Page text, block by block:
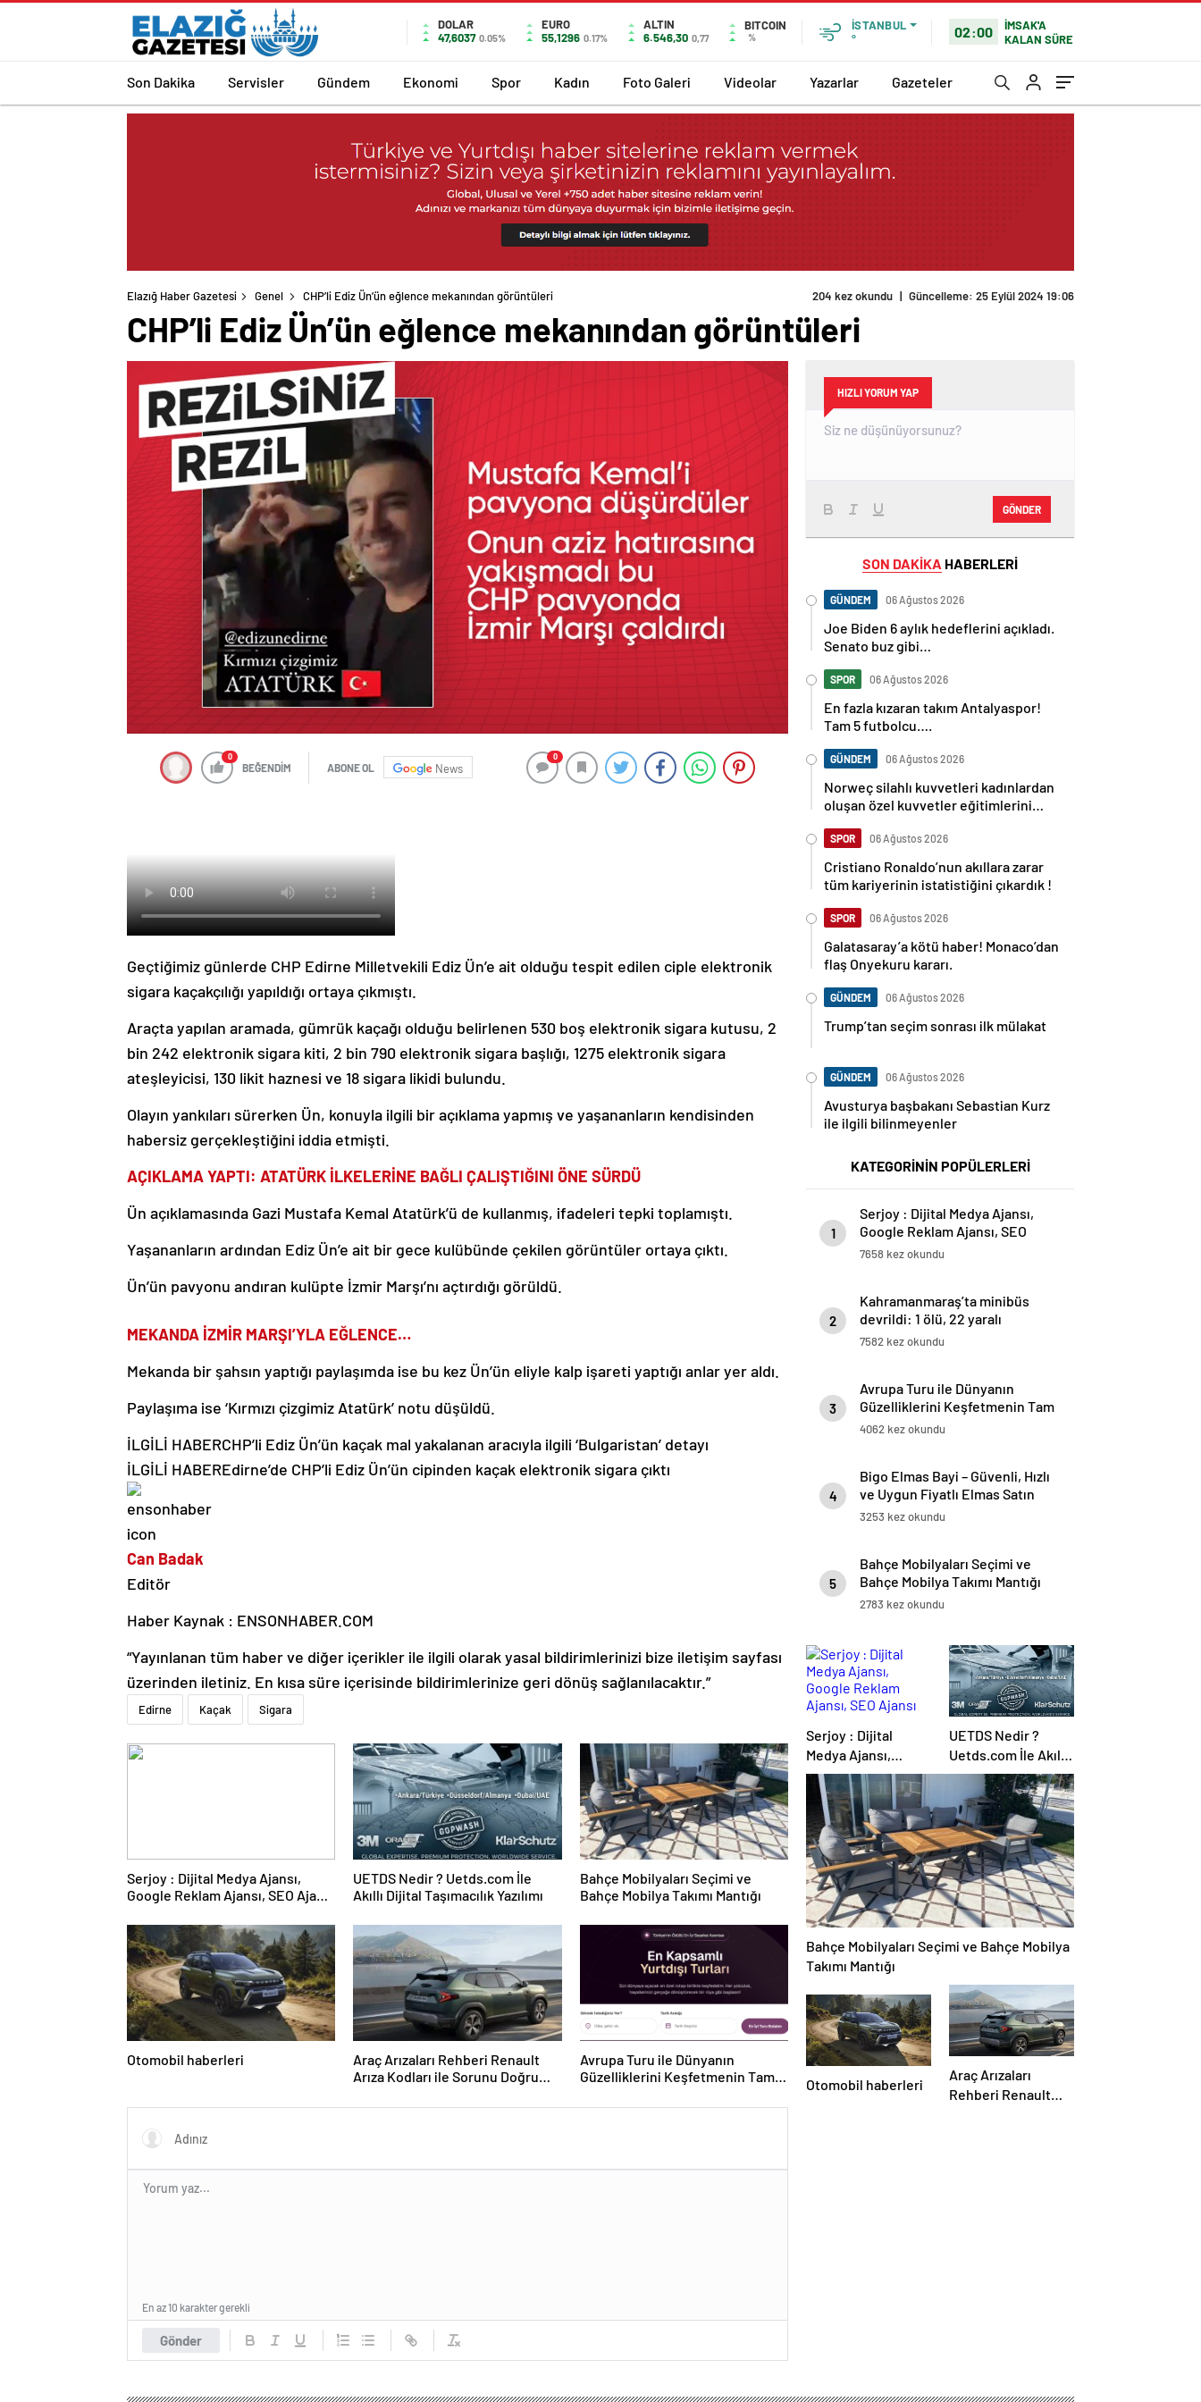
DOLAR
47,6037 0.05%
EURO
55,1296 0.17%
ALTIN
6.546,30 0,77
BITCOIN
%
İSTANBUL
°
02:00
İMSAK'A
KALAN SÜRE
Son Dakika Servisler Gündem Ekonomi Spor Kadın Foto Galeri Videolar Yazarlar Gazeteler
Elazığ Haber Gazetesi Genel CHP’li Ediz Ün’ün eğlence mekanından görüntüleri 204 kez okundu | Güncelleme: 25 Eylül 2024 19:06
CHP’li Ediz Ün’ün eğlence mekanından görüntüleri
0
BEĞENDİM ABONE OL News
0
Geçtiğimiz günlerde CHP Edirne Milletvekili Ediz Ün’e ait olduğu tespit edilen ciple elektronik
sigara kaçakçılığı yapıldığı ortaya çıkmıştı.
Araçta yapılan aramada, gümrük kaçağı olduğu belirlenen 530 boş elektronik sigara kutusu, 2
bin 242 elektronik sigara kiti, 2 bin 790 elektronik sigara başlığı, 1275 elektronik sigara
ateşleyicisi, 130 likit haznesi ve 18 sigara likidi bulundu.
Olayın yankıları sürerken Ün, konuyla ilgili bir açıklama yapmış ve yaşananların kendisinden
habersiz gerçekleştiğini iddia etmişti.
AÇIKLAMA YAPTI: ATATÜRK İLKELERİNE BAĞLI ÇALIŞTIĞINI ÖNE SÜRDÜ
Ün açıklamasında Gazi Mustafa Kemal Atatürk’ü de kullanmış, ifadeleri tepki toplamıştı.
Yaşananların ardından Ediz Ün’e ait bir gece kulübünde çekilen görüntüler ortaya çıktı.
Ün’ün pavyonu andıran kulüpte İzmir Marşı’nı açtırdığı görüldü.
MEKANDA İZMİR MARŞI’YLA EĞLENCE…
Mekanda bir şahsın yaptığı paylaşımda ise bu kez Ün’ün eliyle kalp işareti yaptığı anlar yer aldı.
Paylaşıma ise ‘Kırmızı çizgimiz Atatürk’ notu düşüldü.
İLGİLİ HABERCHP’li Ediz Ün’ün kaçak mal yakalanan aracıyla ilgili ‘Bulgaristan’ detayı
İLGİLİ HABEREdirne’de CHP’li Ediz Ün’ün cipinden kaçak elektronik sigara çıktı
Can Badak
Editör
Haber Kaynak : ENSONHABER.COM
“Yayınlanan tüm haber ve diğer içerikler ile ilgili olarak yasal bildirimlerinizi bize iletişim sayfası
üzerinden iletiniz. En kısa süre içerisinde bildirimlerinize geri dönüş sağlanılacaktır.”
Edirne Kaçak Sigara
Serjoy : Dijital Medya Ajansı,
Google Reklam Ajansı, SEO Ajansı
UETDS Nedir ? Uetds.com İle
Akıllı Dijital Taşımacılık Yazılımı
Bahçe Mobilyaları Seçimi ve
Bahçe Mobilya Takımı Mantığı
Otomobil haberleri
Araç Arızaları Rehberi Renault
Arıza Kodları ile Sorunu Doğru
Avrupa Turu ile Dünyanın
Güzelliklerini Keşfetmenin Tam
Gönder
En az 10 karakter gerekli
HIZLI YORUM YAP
GÖNDER
SON DAKİKA HABERLERİ
GÜNDEM 06 Ağustos 2026
Joe Biden 6 aylık hedeflerini açıkladı.
Senato buz gibi…
SPOR 06 Ağustos 2026
En fazla kızaran takım Antalyaspor!
Tam 5 futbolcu….
GÜNDEM 06 Ağustos 2026
Norweç silahlı kuvvetleri kadınlardan
oluşan özel kuvvetler eğitimlerini
SPOR 06 Ağustos 2026
Cristiano Ronaldo’nun akıllara zarar
tüm kariyerinin istatistiğini çıkardık !
SPOR 06 Ağustos 2026
Galatasaray’a kötü haber! Monaco’dan
flaş Onyekuru kararı.
GÜNDEM 06 Ağustos 2026
Trump’tan seçim sonrası ilk mülakat
GÜNDEM 06 Ağustos 2026
Avusturya başbakanı Sebastian Kurz
ile ilgili bilinmeyenler
KATEGORİNİN POPÜLERLERİ
1
Serjoy : Dijital Medya Ajansı,
Google Reklam Ajansı, SEO
Ajansı ve Web Tasarım Ajansı
7658 kez okundu
2
Kahramanmaraş’ta minibüs
devrildi: 1 ölü, 22 yaralı
7582 kez okundu
3
Avrupa Turu ile Dünyanın
Güzelliklerini Keşfetmenin Tam
Zamanı
4062 kez okundu
4
Bigo Elmas Bayi – Güvenli, Hızlı
ve Uygun Fiyatlı Elmas Satın
Almanın Yeni Adresi
3253 kez okundu
5
Bahçe Mobilyaları Seçimi ve
Bahçe Mobilya Takımı Mantığı
2783 kez okundu
Serjoy : Dijital
Medya Ajansı,
Google Reklam
Ajansı, SEO Ajansı
ve Web Tasarım
Ajansı
UETDS Nedir ?
Uetds.com İle Akıllı
Dijital Taşımacılık
Yazılımı
Bahçe Mobilyaları Seçimi ve Bahçe Mobilya
Takımı Mantığı
Otomobil haberleri
Araç Arızaları
Rehberi Renault